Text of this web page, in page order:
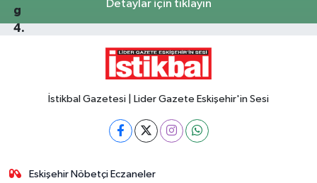
Detaylar için tıklayın
İstikbal Gazetesi | Lider Gazete Eskişehir'in Sesi
Eskişehir Nöbetçi Eczaneler